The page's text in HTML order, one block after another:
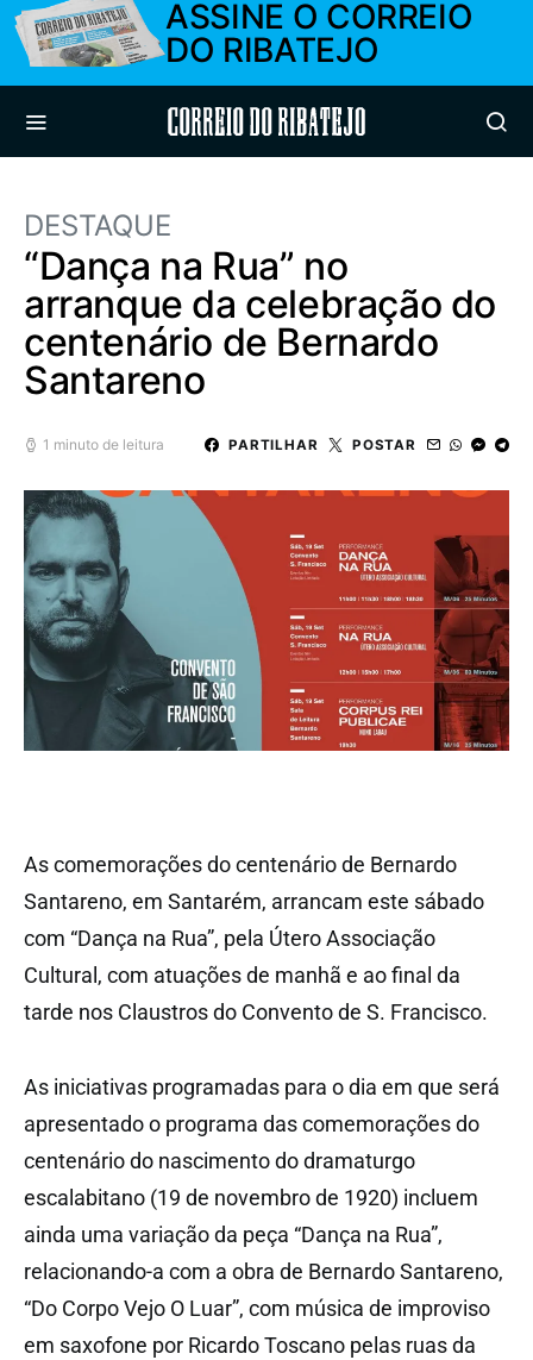
ASSINE O CORREIO
DO RIBATEJO
Correio do Ribatejo
DESTAQUE
“Dança na Rua” no
arranque da celebração do
centenário de Bernardo
Santareno
1 minuto de leitura PARTILHAR POSTAR
As comemorações do centenário de Bernardo
Santareno, em Santarém, arrancam este sábado
com “Dança na Rua”, pela Útero Associação
Cultural, com atuações de manhã e ao final da
tarde nos Claustros do Convento de S. Francisco.
As iniciativas programadas para o dia em que será
apresentado o programa das comemorações do
centenário do nascimento do dramaturgo
escalabitano (19 de novembro de 1920) incluem
ainda uma variação da peça “Dança na Rua”,
relacionando-a com a obra de Bernardo Santareno,
“Do Corpo Vejo O Luar”, com música de improviso
em saxofone por Ricardo Toscano pelas ruas da